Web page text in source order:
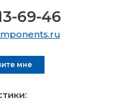
69-46
мне